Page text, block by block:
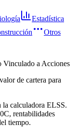
Estadística
Otros
Vinculado a Acciones
de cartera para
la calculadora ELSS.
rentabilidades
tiempo.